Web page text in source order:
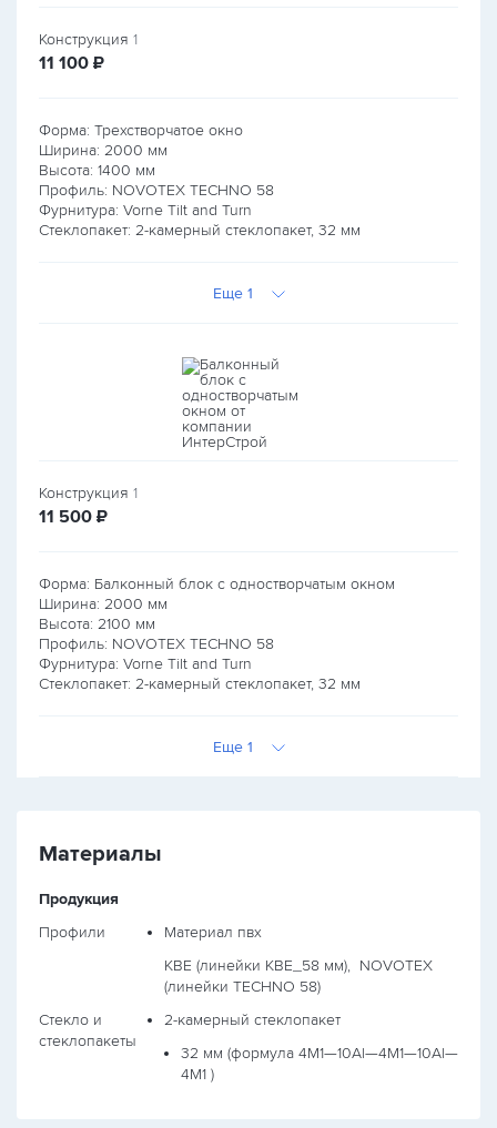
Конструкция 1
11 100 руб.
₽
Форма: Трехстворчатое окно
Ширина: 2000 мм
Высота: 1400 мм
Профиль: NOVOTEX TECHNO 58
Фурнитура: Vorne Tilt and Turn
Стеклопакет: 2-камерный стеклопакет, 32 мм
Еще 1
Конструкция 1
11 500 руб.
₽
Форма: Балконный блок с одностворчатым окном
Ширина: 2000 мм
Высота: 2100 мм
Профиль: NOVOTEX TECHNO 58
Фурнитура: Vorne Tilt and Turn
Стеклопакет: 2-камерный стеклопакет, 32 мм
Еще 1
Материалы
Продукция
Профили
Материал пвх
KBE (линейки КВЕ_58 мм), NOVOTEX
(линейки TECHNO 58)
Стекло и
стеклопакеты
2-камерный стеклопакет
32 мм (формула 4М1—10Al—4М1—10Al—
4М1 )